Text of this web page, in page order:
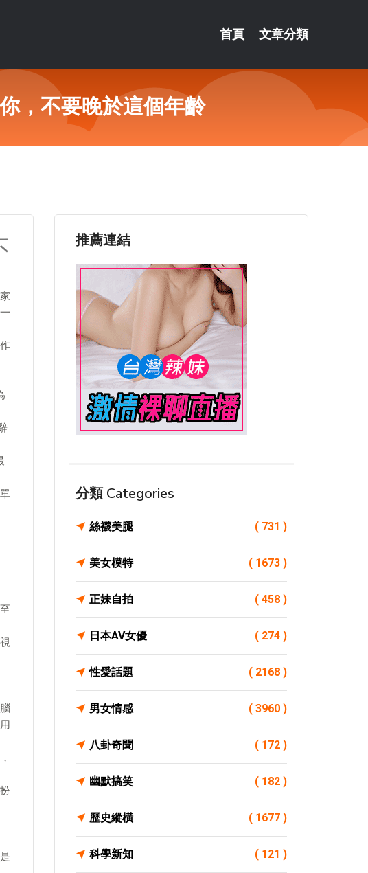
首頁 文章分類
，不要晚於這個年齡
推薦連結
分類 Categories
絲襪美腿 ( 731 )
美女模特 ( 1673 )
正妹自拍 ( 458 )
日本AV女優 ( 274 )
性愛話題 ( 2168 )
男女情感 ( 3960 )
八卦奇聞 ( 172 )
幽默搞笑 ( 182 )
歷史縱橫 ( 1677 )
科學新知 ( 121 )